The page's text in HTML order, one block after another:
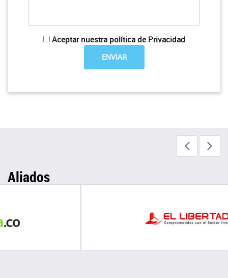
Aceptar nuestra política de Privacidad
Aliados